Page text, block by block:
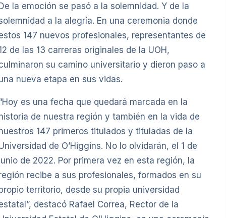
la emoción se pasó a la solemnidad. Y de la
a la alegría. En una ceremonia donde
147 nuevos profesionales, representantes de
de las 13 carreras originales de la UOH,
su camino universitario y dieron paso a
nueva etapa en sus vidas.
es una fecha que quedará marcada en la
de nuestra región y también en la vida de
147 primeros titulados y tituladas de la
de O’Higgins. No lo olvidarán, el 1 de
de 2022. Por primera vez en esta región, la
recibe a sus profesionales, formados en su
territorio, desde su propia universidad
destacó Rafael Correa, Rector de la